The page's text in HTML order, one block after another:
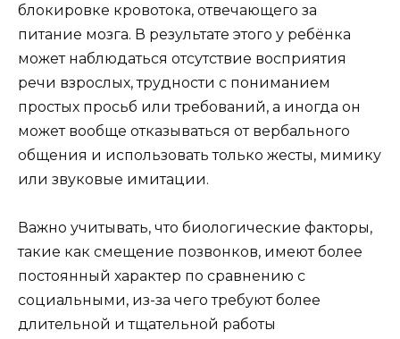
блокировке кровотока, отвечающего за
питание мозга. В результате этого у ребёнка
может наблюдаться отсутствие восприятия
речи взрослых, трудности с пониманием
простых просьб или требований, а иногда он
может вообще отказываться от вербального
общения и использовать только жесты, мимику
или звуковые имитации.
Важно учитывать, что биологические факторы,
такие как смещение позвонков, имеют более
постоянный характер по сравнению с
социальными, из-за чего требуют более
длительной и тщательной работы